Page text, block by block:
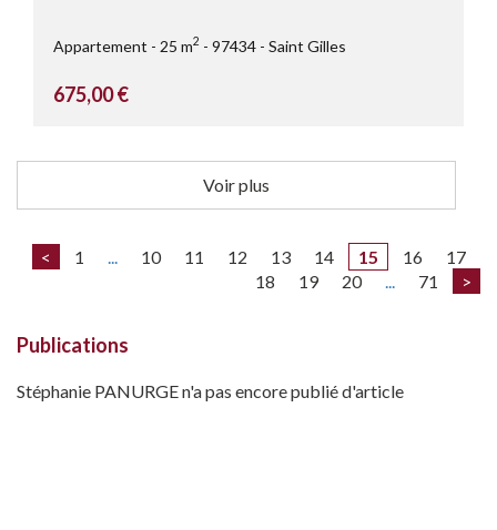
Appartement 25 m2 97434 Saint Gilles
675,00 €
Voir plus
< 1 10 11 12 13 14 15 16
17
18
19 20 71 >
Publications
Stéphanie PANURGE n'a pas encore publié d'article